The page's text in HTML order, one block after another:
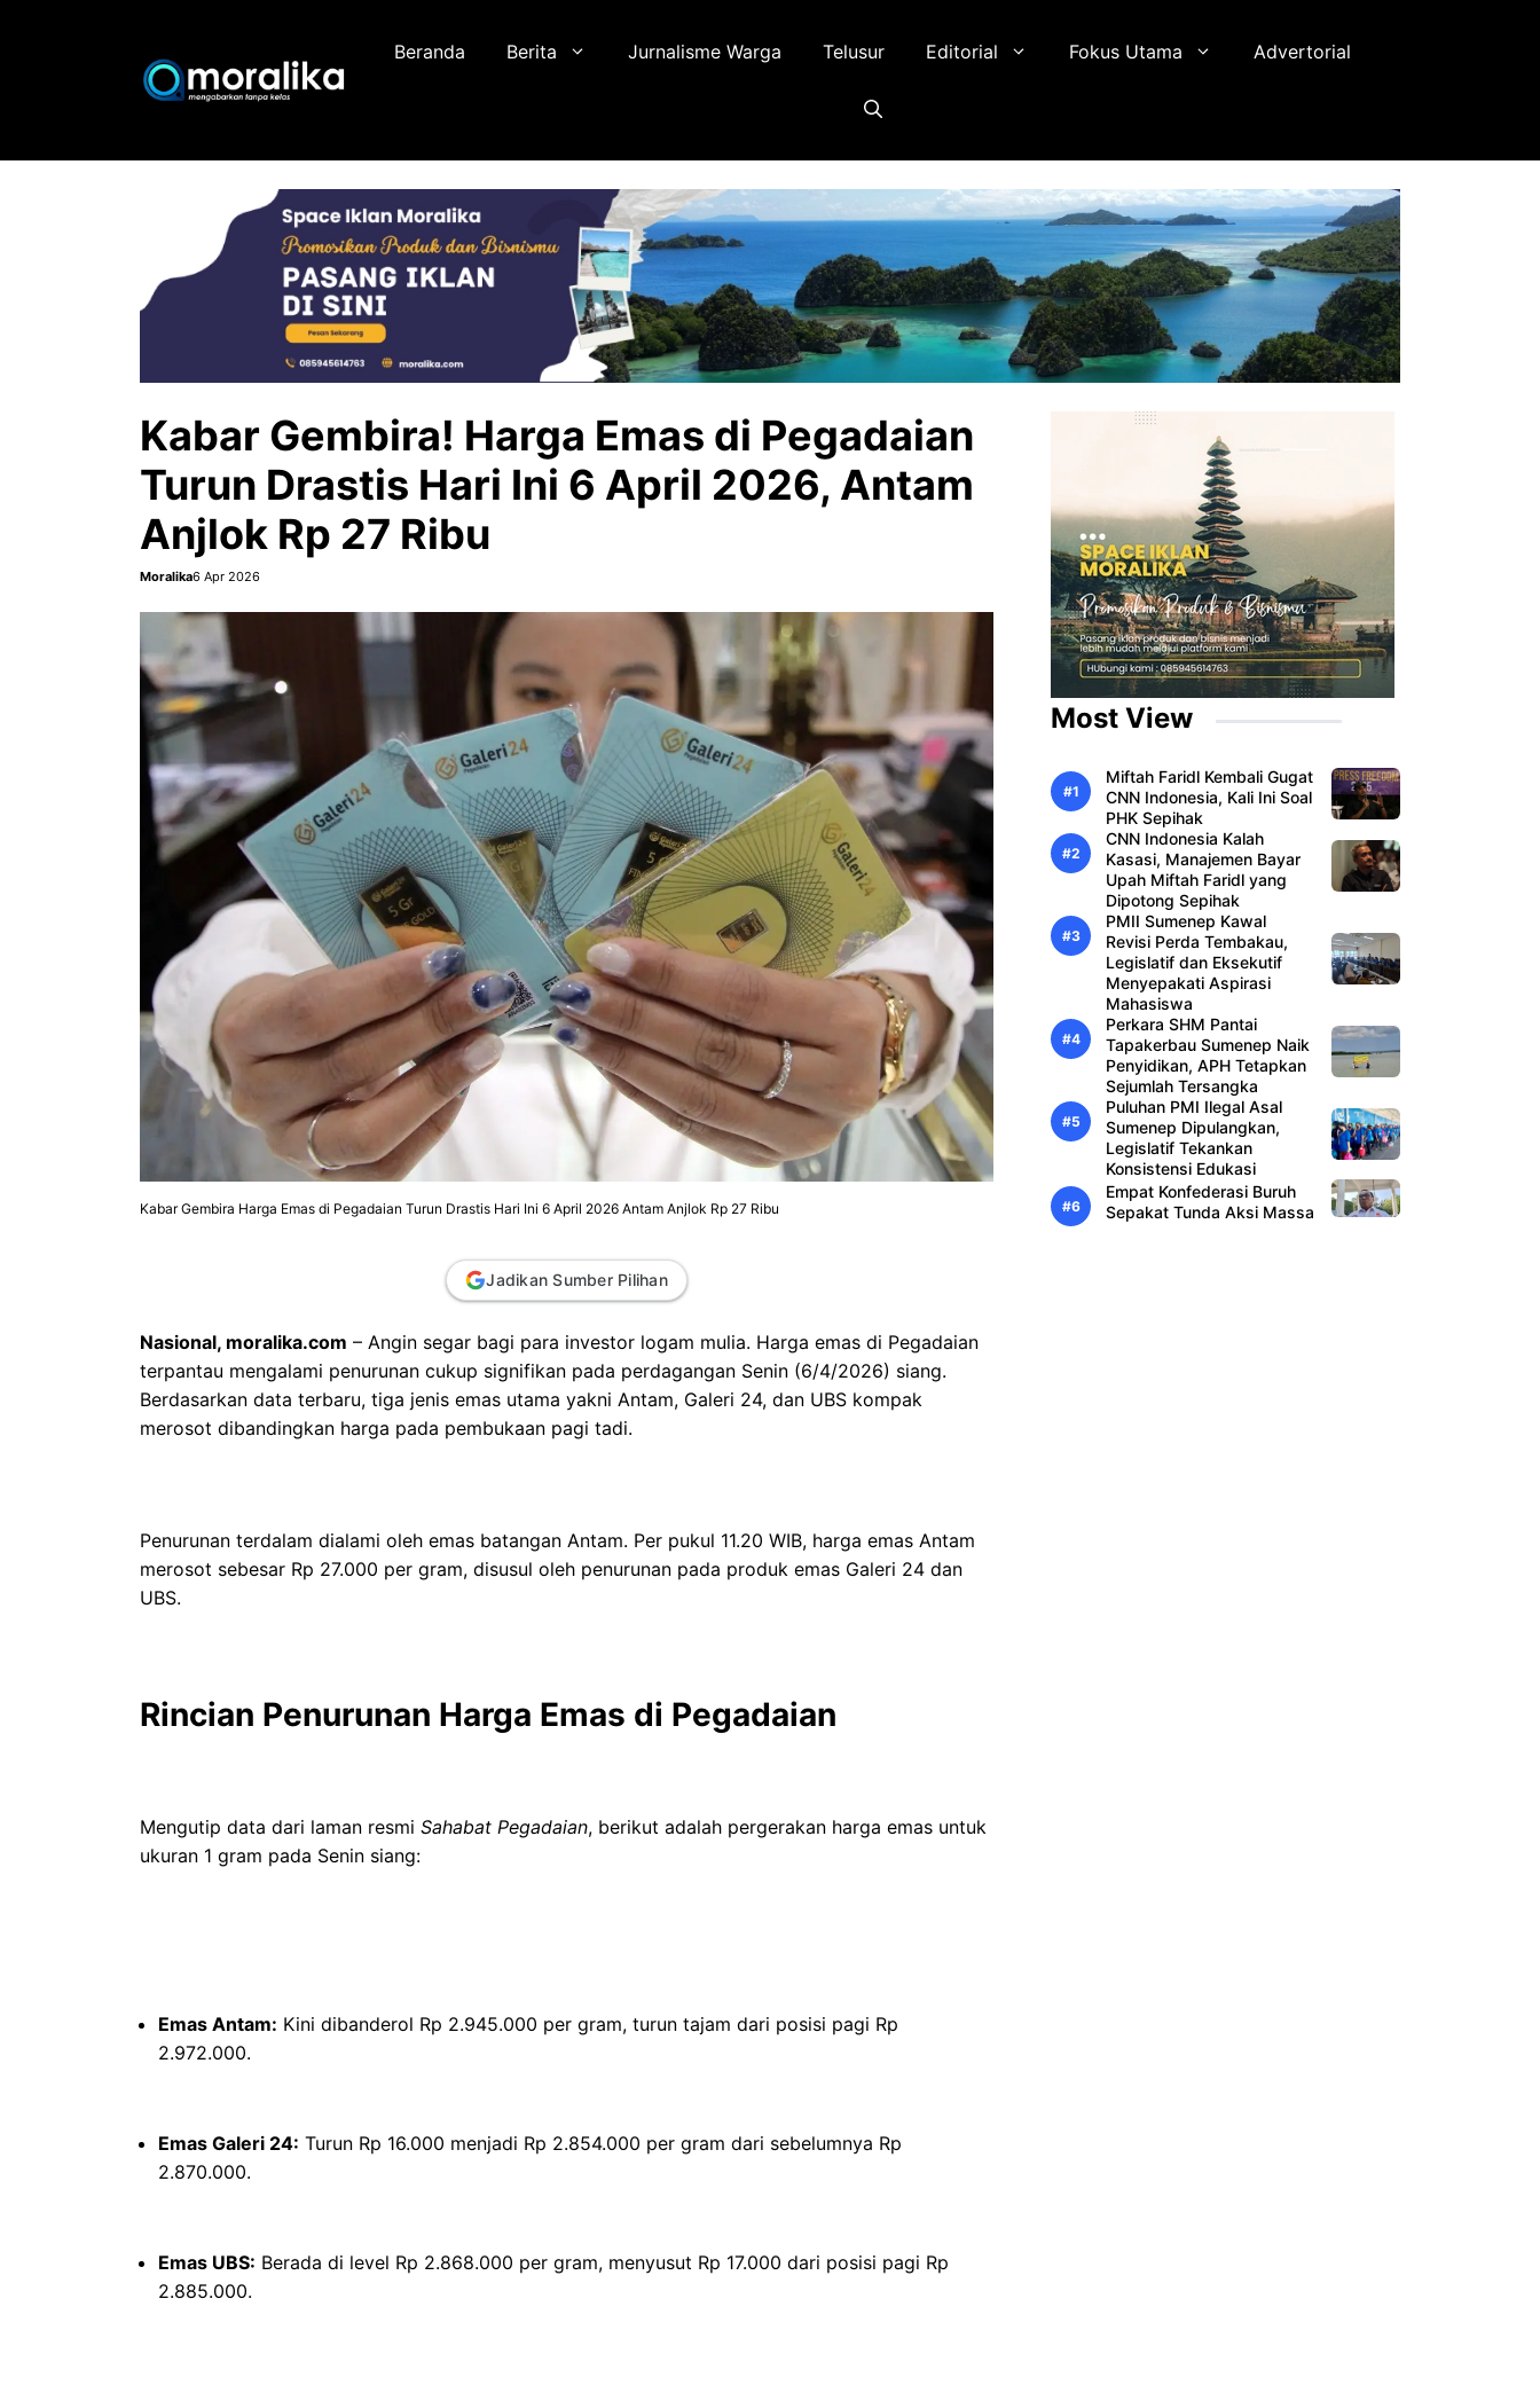
Beranda Berita Jurnalisme Warga Telusur Editorial Fokus Utama Advertorial
Kabar Gembira! Harga Emas di Pegadaian
Turun Drastis Hari Ini 6 April 2026, Antam
Anjlok Rp 27 Ribu
Moralika6 Apr 2026
Kabar Gembira Harga Emas di Pegadaian Turun Drastis Hari Ini 6 April 2026 Antam Anjlok Rp 27 Ribu
Jadikan Sumber Pilihan
Nasional, moralika.com – Angin segar bagi para investor logam mulia. Harga emas di Pegadaian
terpantau mengalami penurunan cukup signifikan pada perdagangan Senin (6/4/2026) siang.
Berdasarkan data terbaru, tiga jenis emas utama yakni Antam, Galeri 24, dan UBS kompak
merosot dibandingkan harga pada pembukaan pagi tadi.
Penurunan terdalam dialami oleh emas batangan Antam. Per pukul 11.20 WIB, harga emas Antam
merosot sebesar Rp 27.000 per gram, disusul oleh penurunan pada produk emas Galeri 24 dan
UBS.
Rincian Penurunan Harga Emas di Pegadaian
Mengutip data dari laman resmi Sahabat Pegadaian, berikut adalah pergerakan harga emas untuk
ukuran 1 gram pada Senin siang:
Emas Antam: Kini dibanderol Rp 2.945.000 per gram, turun tajam dari posisi pagi Rp
2.972.000.
Emas Galeri 24: Turun Rp 16.000 menjadi Rp 2.854.000 per gram dari sebelumnya Rp
2.870.000.
Emas UBS: Berada di level Rp 2.868.000 per gram, menyusut Rp 17.000 dari posisi pagi Rp
2.885.000.
Most View
Miftah Faridl Kembali Gugat
CNN Indonesia, Kali Ini Soal
PHK Sepihak
CNN Indonesia Kalah
Kasasi, Manajemen Bayar
Upah Miftah Faridl yang
Dipotong Sepihak
PMII Sumenep Kawal
Revisi Perda Tembakau,
Legislatif dan Eksekutif
Menyepakati Aspirasi
Mahasiswa
Perkara SHM Pantai
Tapakerbau Sumenep Naik
Penyidikan, APH Tetapkan
Sejumlah Tersangka
Puluhan PMI Ilegal Asal
Sumenep Dipulangkan,
Legislatif Tekankan
Konsistensi Edukasi
Empat Konfederasi Buruh
Sepakat Tunda Aksi Massa